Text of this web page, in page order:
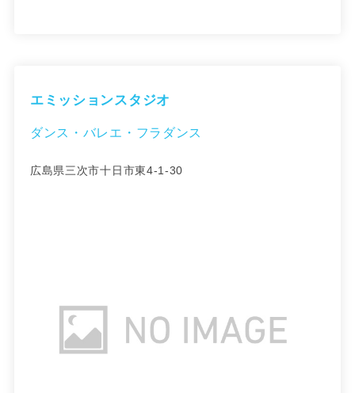
エミッションスタジオ
ダンス・バレエ・フラダンス
広島県三次市十日市東4-1-30